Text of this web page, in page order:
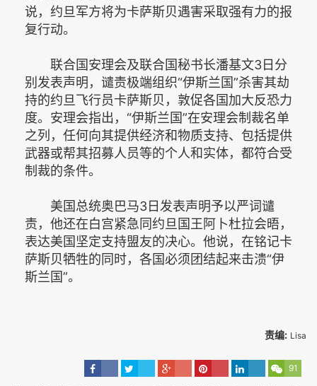
说，约旦军方将为卡萨斯贝遇害采取强有力的报
复行动。
联合国安理会及联合国秘书长潘基文3日分
别发表声明，谴责极端组织“伊斯兰国”杀害其劫
持的约旦飞行员卡萨斯贝，敦促各国加大反恐力
度。安理会指出，“伊斯兰国”在安理会制裁名单
之列，任何向其提供经济和物质支持、包括提供
武器或帮其招募人员等的个人和实体，都符合受
制裁的条件。
美国总统奥巴马3日发表声明予以严词谴
责，他还在白宫紧急同约旦国王阿卜杜拉会晤，
表达美国坚定支持盟友的决心。他说，在铭记卡
萨斯贝牺牲的同时，各国必须团结起来击溃“伊
斯兰国”。
责编: Lisa
91